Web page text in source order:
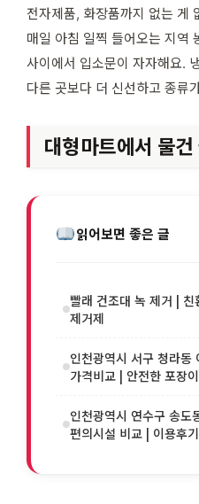
전자제품, 화장품까지 없는 게
매일 아침 일찍 들어오는 지역
사이에서 입소문이 자자해요.
다른 곳보다 더 신선하고 종류
대형마트에서 물건
읽어보면 좋은 글
빨래 건조대 녹 제거 |
제거제
인천광역시 서구 청라동
가격비교 | 안전한 포장
인천광역시 연수구 송도
편의시설 비교 | 이용후